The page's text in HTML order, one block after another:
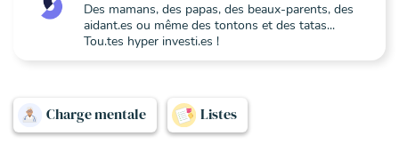
Des mamans, des papas, des beaux-parents, des
aidant.es ou même des tontons et des tatas...
Tou.tes hyper investi.es !
Charge mentale Listes